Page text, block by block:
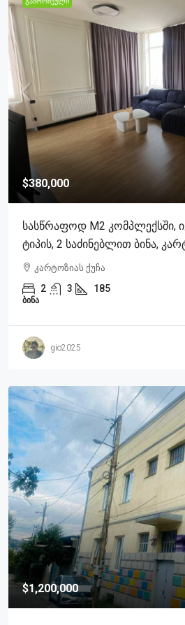
$380,000
Სასწრაფოდ M2 Კომპლექსში,
Ტიპის, 2 Საძინებლით Ბინა,
კარტოზიას ქუჩა
2 3 185
ᲑᲘᲜᲐ
gio2025
$1,200,000